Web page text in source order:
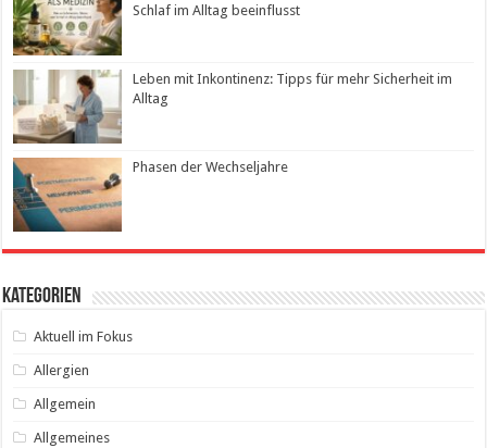
Schlaf im Alltag beeinflusst
Leben mit Inkontinenz: Tipps für mehr Sicherheit im
Alltag
Phasen der Wechseljahre
Kategorien
Aktuell im Fokus
Allergien
Allgemein
Allgemeines